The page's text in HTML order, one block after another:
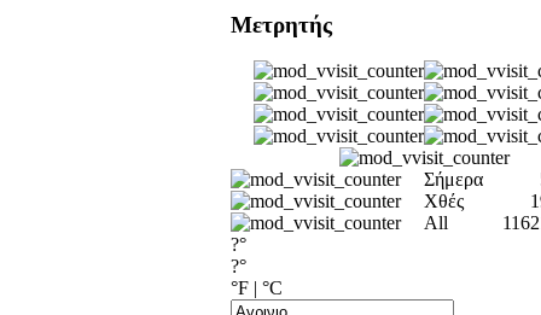
Μετρητής
Σήμερα
Χθές
All
?°
?°
°F | °C